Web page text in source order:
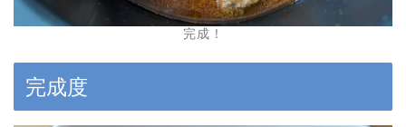
完成！
完成度